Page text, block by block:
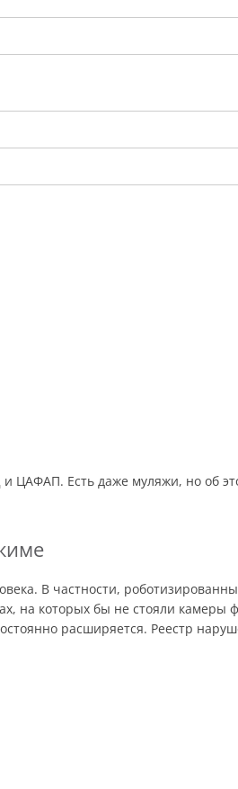
ЦАФАП. Есть даже муляжи, но об
В частности,
на которых бы не стояли камеры
расширяется. Реестр